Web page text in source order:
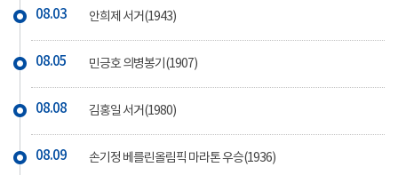
08.03 안희제 서거(1943)
08.05 민긍호 의병봉기(1907)
08.08 김홍일 서거(1980)
08.09 손기정 베를린올림픽 마라톤 우승(1936)